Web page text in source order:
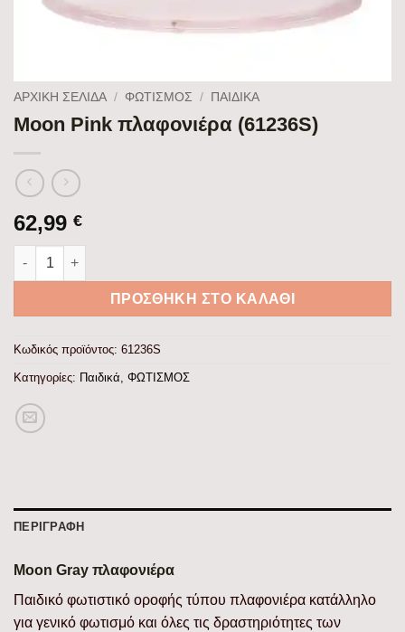
ΑΡΧΙΚΉ ΣΕΛΊΔΑ / ΦΩΤΙΣΜΟΣ / ΠΑΙΔΙΚΆ
Moon Pink πλαφονιέρα (61236S)
62,99 €
Moon Pink πλαφονιέρα (61236S) ποσότητα
ΠΡΟΣΘΉΚΗ ΣΤΟ ΚΑΛΆΘΙ
Κωδικός προϊόντος: 61236S
Κατηγορίες: Παιδικά ΦΩΤΙΣΜΟΣ
ΠΕΡΙΓΡΑΦΉ
Moon Gray πλαφονιέρα
Παιδικό φωτιστικό οροφής τύπου πλαφονιέρα κατάλληλο
για γενικό φωτισμό και όλες τις δραστηριότητες των